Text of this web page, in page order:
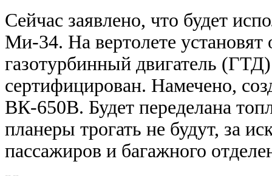
Сейчас заявлено, что будет
Ми-34. На вертолете
газотурбинный двигатель
сертифицирован. Намечено,
ВК-650В. Будет переделана
планеры трогать не будут, за
пассажиров и багажного